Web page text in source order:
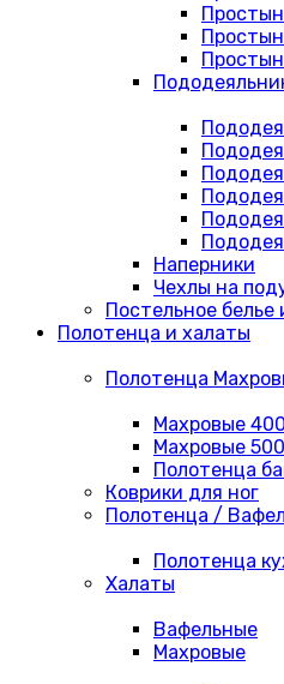
Наперники
Чехлы на
Постельное
Полотенца и халаты
Полотенца
Махровые
Махровые
Полотенца
Коврики для ног
Полотенца /
Полотенца
Халаты
Вафельные
Махровые